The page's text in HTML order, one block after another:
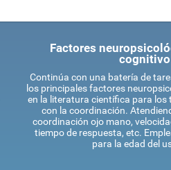
Factores
cognitivo
Continúa con una batería de
los principales factores
en la literatura científica para
con la coordinación.
coordinación ojo mano,
tiempo de respuesta, etc.
para la edad del